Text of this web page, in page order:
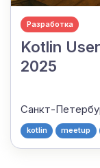
Разработка
Kotlin
2025
Санкт-
kotlin meetup